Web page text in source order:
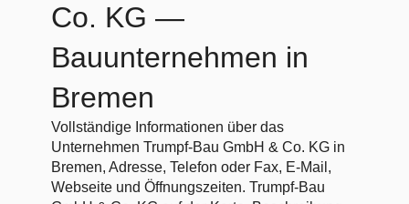
Co. KG —
Bauunternehmen in
Bremen
Vollständige Informationen über das
Unternehmen Trumpf-Bau GmbH & Co. KG in
Bremen, Adresse, Telefon oder Fax, E-Mail,
Webseite und Öffnungszeiten. Trumpf-Bau